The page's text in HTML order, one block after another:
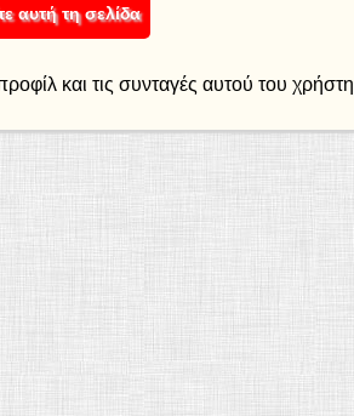
αυτή τη σελίδα
και τις συνταγές αυτού του χρήστη